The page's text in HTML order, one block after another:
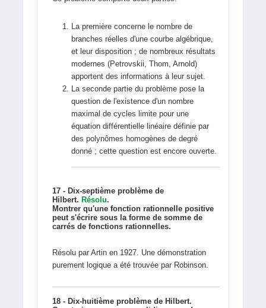
La première concerne le nombre de
branches réelles d'une courbe algébrique,
et leur disposition ; de nombreux résultats
modernes (Petrovskii, Thom, Arnold)
apportent des informations à leur sujet.
La seconde partie du problème pose la
question de l'existence d'un nombre
maximal de cycles limite pour une
équation différentielle linéaire définie par
des polynômes homogènes de degré
donné ; cette question est encore ouverte.
17 - Dix-septième problème de
Hilbert. Résolu.
Montrer qu'une fonction rationnelle positive
peut s'écrire sous la forme de somme de
carrés de fonctions rationnelles.
Résolu par Artin en 1927. Une démonstration
purement logique a été trouvée par Robinson.
18 - Dix-huitième problème de Hilbert.